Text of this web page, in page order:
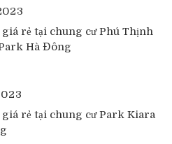
rẻ tại chung cư Phú Thịnh
Hà Đông
rẻ tại chung cư Park Kiara